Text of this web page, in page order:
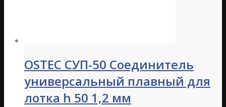
OSTEC СУП-50 Соединитель
универсальный плавный для
лотка h 50 1,2 мм